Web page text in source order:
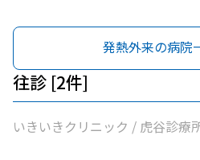
科皮膚科クリニック / 曲直部ク
発熱外来の病院
往診 [2件]
いきいきクリニック / 虎谷診療